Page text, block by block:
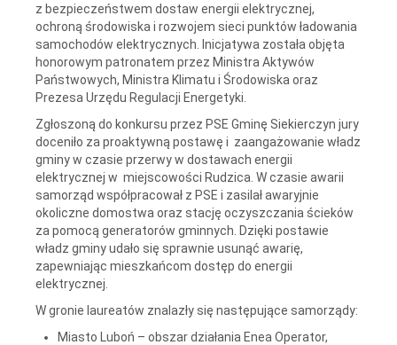
z bezpieczeństwem dostaw energii elektrycznej,
ochroną środowiska i rozwojem sieci punktów ładowania
samochodów elektrycznych. Inicjatywa została objęta
honorowym patronatem przez Ministra Aktywów
Państwowych, Ministra Klimatu i Środowiska oraz
Prezesa Urzędu Regulacji Energetyki.
Zgłoszoną do konkursu przez PSE Gminę Siekierczyn jury
doceniło za proaktywną postawę i zaangażowanie władz
gminy w czasie przerwy w dostawach energii
elektrycznej w miejscowości Rudzica. W czasie awarii
samorząd współpracował z PSE i zasilał awaryjnie
okoliczne domostwa oraz stację oczyszczania ścieków
za pomocą generatorów gminnych. Dzięki postawie
władz gminy udało się sprawnie usunąć awarię,
zapewniając mieszkańcom dostęp do energii
elektrycznej.
W gronie laureatów znalazły się następujące samorządy:
Miasto Luboń – obszar działania Enea Operator,